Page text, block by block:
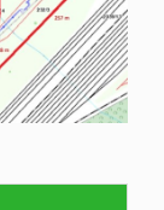
NAJMU
O NAS
CO